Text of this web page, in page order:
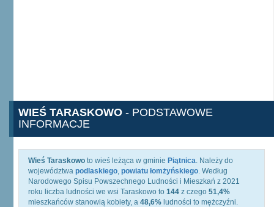
WIEŚ TARASKOWO - PODSTAWOWE
INFORMACJE
Wieś Taraskowo to wieś leżąca w gminie Piątnica. Należy do
województwa podlaskiego, powiatu łomżyńskiego. Według
Narodowego Spisu Powszechnego Ludności i Mieszkań z 2021
roku liczba ludności we wsi Taraskowo to 144 z czego 51,4%
mieszkańców stanowią kobiety, a 48,6% ludności to mężczyźni.